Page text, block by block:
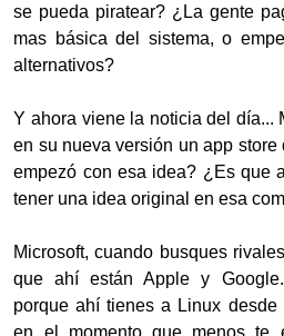
se pueda piratear? ¿La gente
mas básica del sistema, o
alternativos?
Y ahora viene la noticia del día...
en su nueva versión un app
empezó con esa idea? ¿Es que
tener una idea original en esa
Microsoft, cuando busques
que ahí están Apple y
porque ahí tienes a Linux desde
en el momento que menos te